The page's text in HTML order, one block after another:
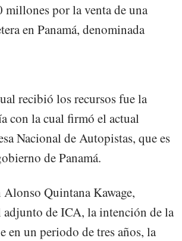
por la venta de una
en Panamá, denominada
recibió los recursos fue la
con la cual firmó el actual
Nacional de Autopistas, que es
de Panamá.
Alonso Quintana Kawage,
adjunto de ICA, la intención de la
en un periodo de tres años, la